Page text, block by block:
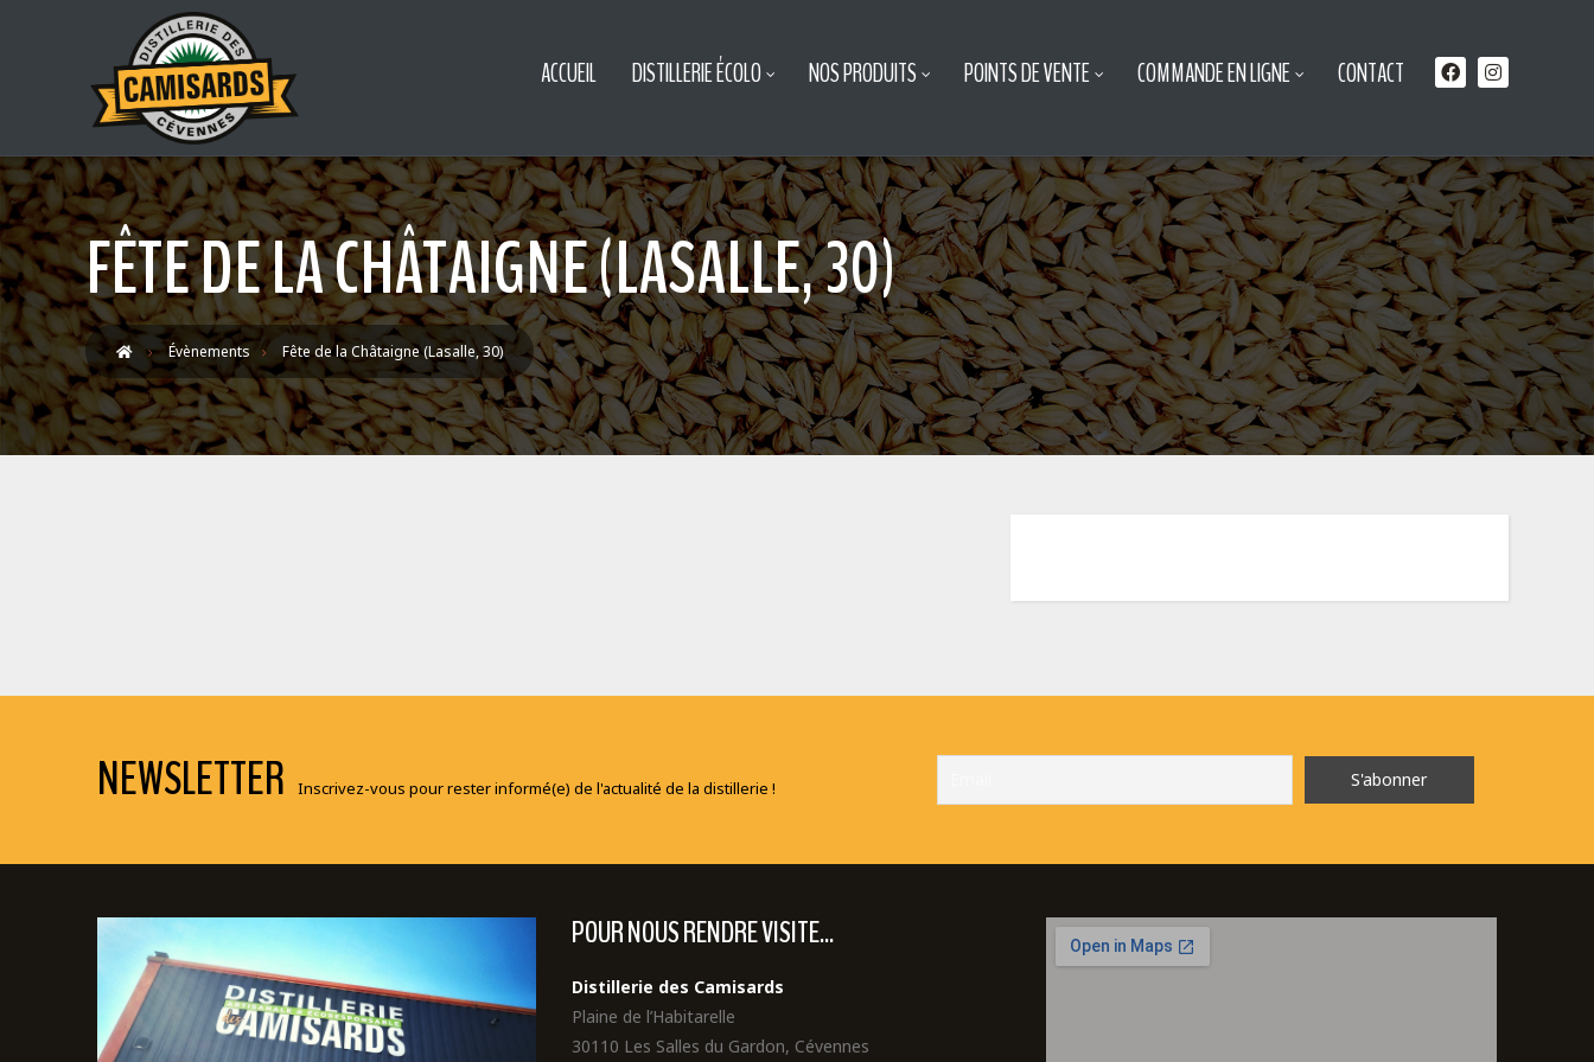
ACCUEIL DISTILLERIE ÉCOLO NOS PRODUITS POINTS DE VENTE COMMANDE EN LIGNE CONTACT
FÊTE DE LA CHÂTAIGNE (LASALLE, 30)
Évènements Fête de la Châtaigne (Lasalle, 30)
NEWSLETTER Inscrivez-vous pour rester informé(e) de l'actualité de la distillerie !
POUR NOUS RENDRE VISITE...
Distillerie des Camisards
Plaine de l’Habitarelle
30110 Les Salles du Gardon, Cévennes